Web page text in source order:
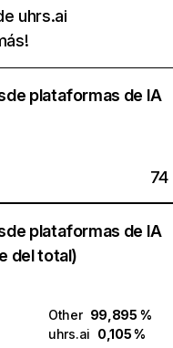
uhrs.ai
plataformas de IA
74
plataformas de IA
del total)
Other 99,895 %
uhrs.ai 0,105 %